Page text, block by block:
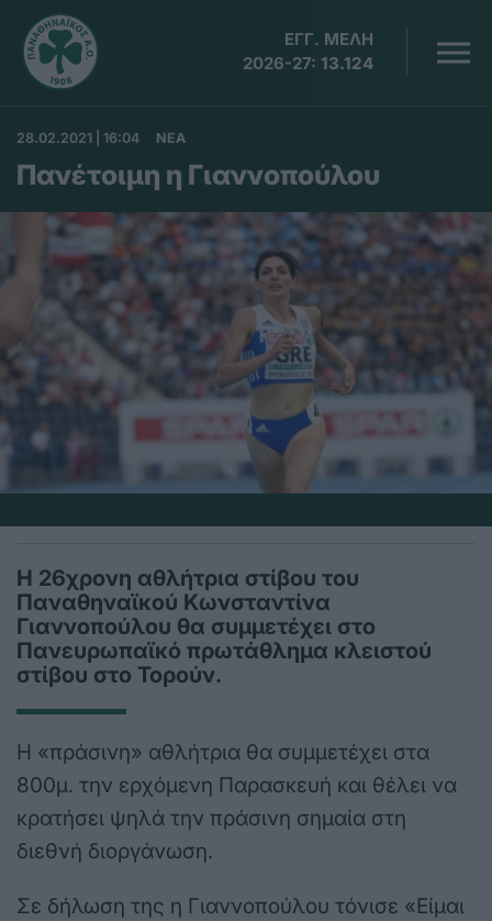
ΕΓΓ. ΜΕΛΗ
2026-27: 13.124
28.02.2021 | 16:04 ΝΕΑ
Πανέτοιμη η Γιαννοπούλου
Η 26χρονη αθλήτρια στίβου του
Παναθηναϊκού Κωνσταντίνα
Γιαννοπούλου θα συμμετέχει στο
Πανευρωπαϊκό πρωτάθλημα κλειστού
στίβου στο Τορούν.
Η «πράσινη» αθλήτρια θα συμμετέχει στα
800μ. την ερχόμενη Παρασκευή και θέλει να
κρατήσει ψηλά την πράσινη σημαία στη
διεθνή διοργάνωση.
Σε δήλωση της η Γιαννοπούλου τόνισε «Είμαι